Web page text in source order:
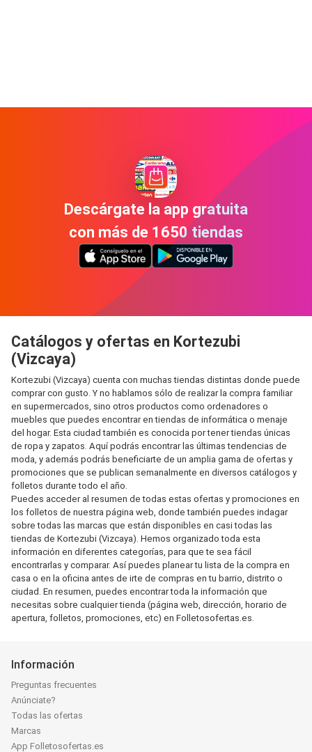
Descárgate la app gratuita
con más de 1650 tiendas
Catálogos y ofertas en Kortezubi
(Vizcaya)
Kortezubi (Vizcaya) cuenta con muchas tiendas distintas donde puede
comprar con gusto. Y no hablamos sólo de realizar la compra familiar
en supermercados, sino otros productos como ordenadores o
muebles que puedes encontrar en tiendas de informática o menaje
del hogar. Esta ciudad también es conocida por tener tiendas únicas
de ropa y zapatos. Aquí podrás encontrar las últimas tendencias de
moda, y además podrás beneficiarte de un amplia gama de ofertas y
promociones que se publican semanalmente en diversos catálogos y
folletos durante todo el año.
Puedes acceder al resumen de todas estas ofertas y promociones en
los folletos de nuestra página web, donde también puedes indagar
sobre todas las marcas que están disponibles en casi todas las
tiendas de Kortezubi (Vizcaya). Hemos organizado toda esta
información en diferentes categorías, para que te sea fácil
encontrarlas y comparar. Así puedes planear tu lista de la compra en
casa o en la oficina antes de irte de compras en tu barrio, distrito o
ciudad. En resumen, puedes encontrar toda la información que
necesitas sobre cualquier tienda (página web, dirección, horario de
apertura, folletos, promociones, etc) en Folletosofertas.es.
Información
Preguntas frecuentes
Anúnciate?
Todas las ofertas
Marcas
App Folletosofertas.es